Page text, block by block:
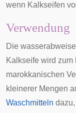
wenn Kalkseifen
Verwendung
Die
Kalkseife wird zum
marokkanischen
kleinerer Mengen
Waschmitteln